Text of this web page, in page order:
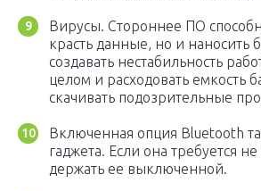
Вирусы. Стороннее ПО
красть данные, но и наносить
создавать нестабильность
целом и расходовать емкость
скачивать подозрительные
Включенная опция Bluetooth
гаджета. Если она требуется не
держать ее выключенной.